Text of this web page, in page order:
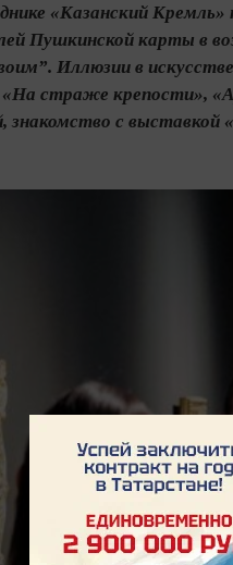
«Казанский
Пушкинской карты в
Иллюзии в
«На страже крепости»,
с выставкой